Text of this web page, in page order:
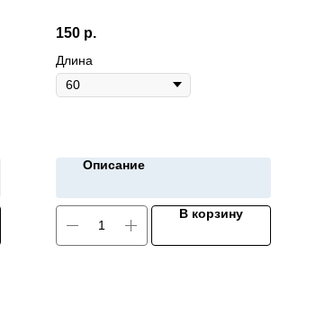
150 р.
Длина
Описание
В корзину